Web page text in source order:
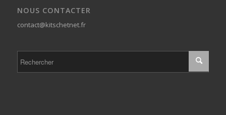
NOUS CONTACTER
contact@kitschetnet.fr